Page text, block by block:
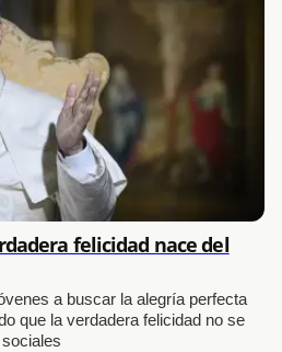
felicidad nace del
a buscar la alegría perfecta
que la verdadera felicidad no se